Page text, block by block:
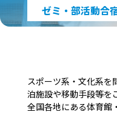
ゼミ・部活動合
スポーツ系・文化系を
泊施設や移動手段等を
全国各地にある体育館